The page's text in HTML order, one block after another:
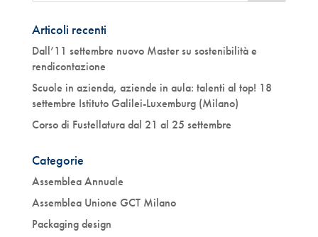
Articoli recenti
Dall’11 settembre nuovo Master su sostenibilità e
rendicontazione
Scuole in azienda, aziende in aula: talenti al top! 18
settembre Istituto Galilei-Luxemburg (Milano)
Corso di Fustellatura dal 21 al 25 settembre
Categorie
Assemblea Annuale
Assemblea Unione GCT Milano
Packaging design